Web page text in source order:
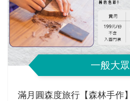
一般大眾
滿月圓森度旅行【森林手作】